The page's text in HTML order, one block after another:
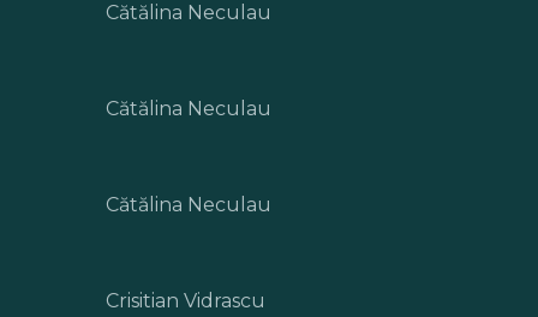
Cătălina Neculau
Cătălina Neculau
Cătălina Neculau
Crisitian Vidrascu